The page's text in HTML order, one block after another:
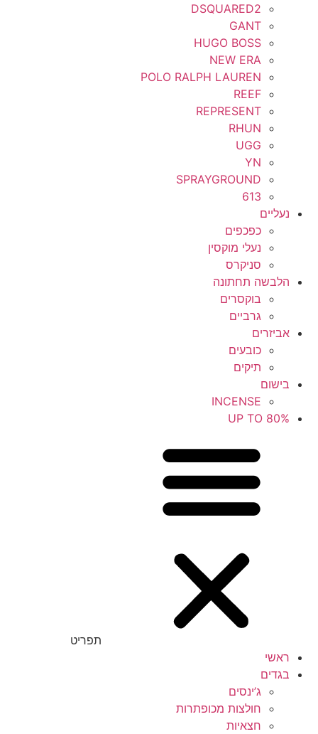
DSQUARED2
GANT
HUGO BOSS
NEW ERA
POLO RALPH LAUREN
REEF
REPRESENT
RHUN
UGG
YN
SPRAYGROUND
613
נעליים
כפכפים
נעלי מוקסין
סניקרס
הלבשה תחתונה
בוקסרים
גרביים
אביזרים
כובעים
תיקים
בישום
INCENSE
UP TO 80%
תפריט
ראשי
בגדים
ג’ינסים
חולצות מכופתרות
חצאיות